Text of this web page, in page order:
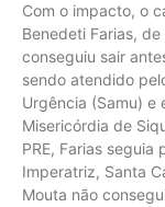
Com o impacto, o
Benedeti Farias,
conseguiu sair
sendo atendido
Urgência (Samu) e
Misericórdia de
PRE, Farias seguia
Imperatriz, Santa
Mouta não